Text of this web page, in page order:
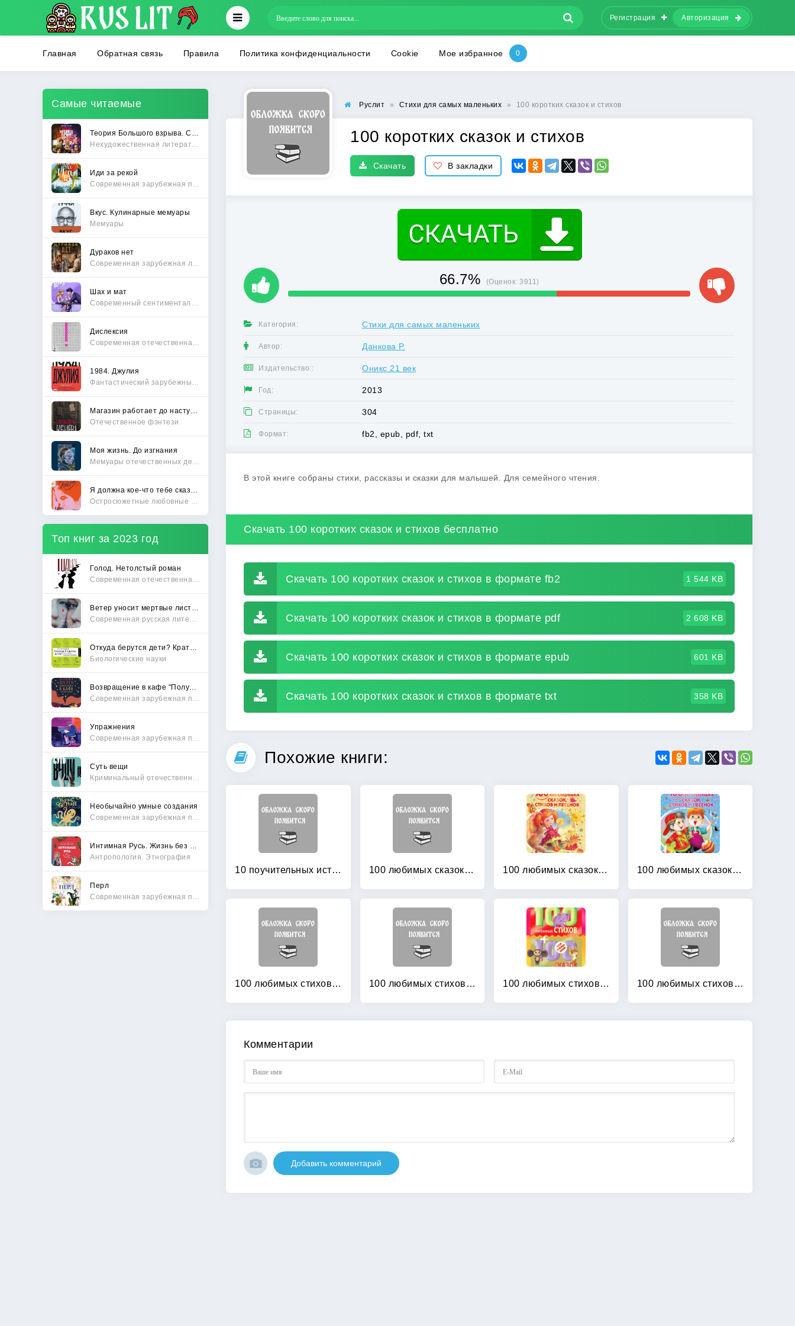
Регистрация Авторизация
Главная Обратная связь Правила Политика конфиденциальности Cookie Мое избранное
Самые читаемые
Иди за рекой
Вкус. Кулинарные мемуары
Мемуары
Дураков нет
Шах и мат
Дислексия
1984. Джулия
Отечественное фэнтези
Моя жизнь. До изгнания
Топ книг за 2023 год
Голод. Нетолстый роман
Биологические науки
Упражнения
Суть вещи
Необычайно умные создания
Антропология. Этнография
Перл
Руслит » Стихи для самых маленьких » 100 коротких сказок и стихов
100 коротких сказок и стихов
Скачать В закладки
66.7% (Оценок: 3911)
Категория: Стихи для самых маленьких
Автор: Данкова Р.
Издательство:: Оникс 21 век
Год: 2013
Страницы: 304
Формат: fb2, epub, pdf, txt
В этой книге собраны стихи, рассказы и сказки для малышей. Для семейного чтения.
Скачать 100 коротких сказок и стихов бесплатно
Скачать 100 коротких сказок и стихов в формате fb2 1 544 KB
Скачать 100 коротких сказок и стихов в формате pdf 2 608 KB
Скачать 100 коротких сказок и стихов в формате epub 601 KB
Скачать 100 коротких сказок и стихов в формате txt 358 KB
Похожие книги:
10 поучительных историй для воспитания малышей 100 любимых сказок + 100 любимых стихов и загадок 100 любимых сказок, стихов и песенок для девочек 100 любимых сказок, стихов и песенок для мальчиков
100 любимых стихов для малышей 100 любимых стихов для малышей 100 любимых стихов и 100 любимых сказок для малышей 100 любимых стихов малышей
Комментарии